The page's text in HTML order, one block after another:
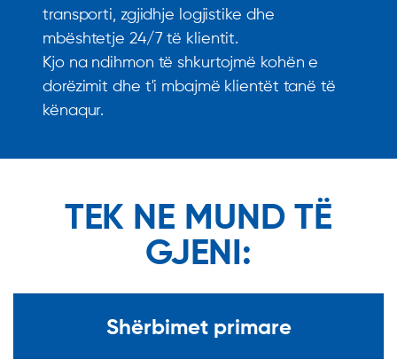
transporti, zgjidhje logjistike dhe
mbështetje 24/7 të klientit.
Kjo na ndihmon të shkurtojmë kohën e
dorëzimit dhe t'i mbajmë klientët tanë të
kënaqur.
TEK NE MUND TË
GJENI:
Shërbimet primare